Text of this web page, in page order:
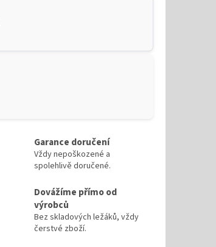
Garance doručení
Vždy nepoškozené a
spolehlivě doručené.
Dovážíme přímo od
výrobců
Bez skladových ležáků, vždy
čerstvé zboží.